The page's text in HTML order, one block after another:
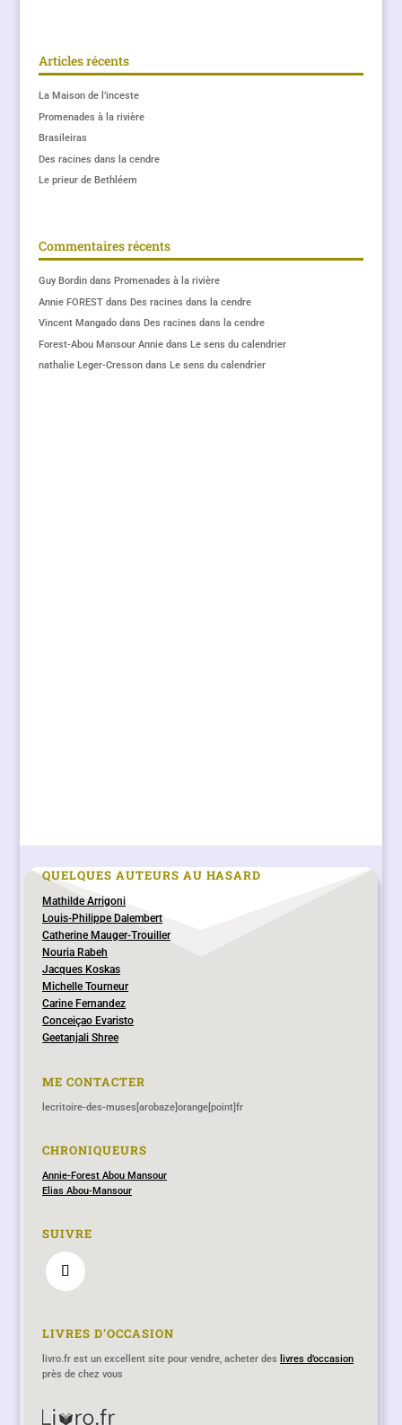
Articles récents
La Maison de l’inceste
Promenades à la rivière
Brasileiras
Des racines dans la cendre
Le prieur de Bethléem
Commentaires récents
Guy Bordindans Promenades à la rivière
Annie FORESTdans Des racines dans la cendre
Vincent Mangadodans Des racines dans la cendre
Forest-Abou Mansour Anniedans Le sens du calendrier
nathalie Leger-Cressondans Le sens du calendrier
QUELQUES AUTEURS AU HASARD
Mathilde Arrigoni
Louis-Philippe Dalembert
Catherine Mauger-Trouiller
Nouria Rabeh
Jacques Koskas
Michelle Tourneur
Carine Fernandez
Conceiçao Evaristo
Geetanjali Shree
ME CONTACTER
lecritoire-des-muses[arobaze]orange[point]fr
CHRONIQUEURS
Annie-Forest Abou Mansour
Elias Abou-Mansour
SUIVRE
LIVRES D’OCCASION
livro.fr est un excellent site pour vendre, acheter des livres d’occasion
près de chez vous